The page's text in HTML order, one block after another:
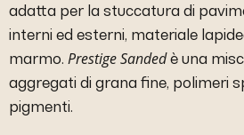
adatta per la stuccatura di
interni ed esterni, materiale
marmo. Prestige Sandedè una
aggregati di grana fine, polimeri
pigmenti.